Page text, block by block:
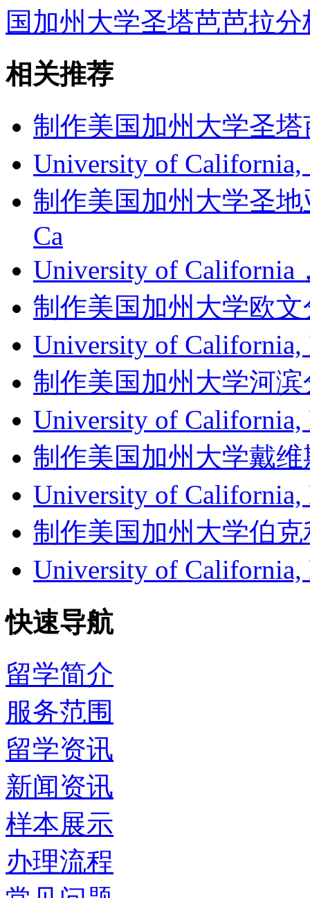
国加州大学圣塔芭芭拉
相关推荐
制作美国加州大学圣
University of California,
制作美国加州大学圣
Ca
University of California
制作美国加州大学欧
University of
制作美国加州大学河
University of
制作美国加州大学戴
University of
制作美国加州大学伯
University of
快速导航
留学简介
服务范围
留学资讯
新闻资讯
样本展示
办理流程